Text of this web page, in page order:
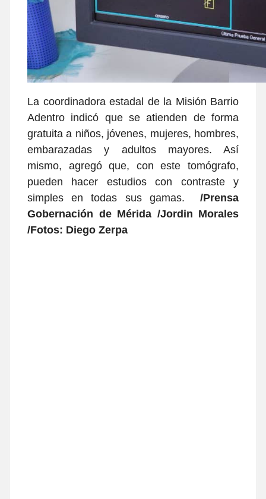
La coordinadora estadal de la Misión Barrio
Adentro indicó que se atienden de forma
gratuita a niños, jóvenes, mujeres, hombres,
embarazadas y adultos mayores. Así
mismo, agregó que, con este tomógrafo,
pueden hacer estudios con contraste y
simples en todas sus gamas.
/Prensa
Gobernación de Mérida /Jordin Morales
/Fotos: Diego Zerpa